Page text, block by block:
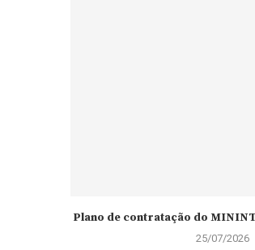
Plano de contratação do
25/07/2026